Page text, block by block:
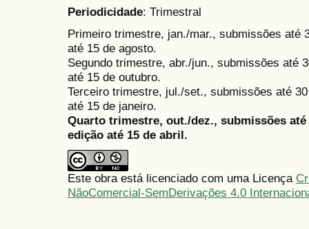
Periodicidade: Trimestral
Primeiro trimestre, jan./mar., submissões até
até 15 de agosto.
Segundo trimestre, abr./jun., submissões até
até 15 de outubro.
Terceiro trimestre, jul./set., submissões até
até 15 de janeiro.
Quarto trimestre, out./dez., submissões
edição até 15 de abril.
Este obra está licenciado com uma Licença
NãoComercial-SemDerivações 4.0